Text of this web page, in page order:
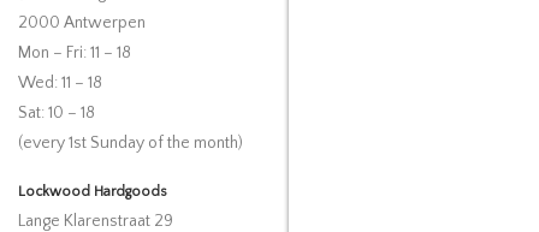
2000 Antwerpen
Mon – Fri: 11 – 18
Wed: 11 – 18
Sat: 10 – 18
(every 1st Sunday of the month)
Lockwood Hardgoods
Lange Klarenstraat 29